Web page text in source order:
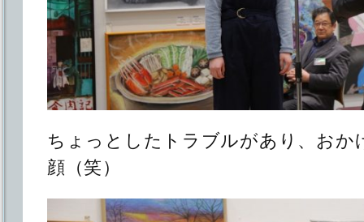
ちょっとしたトラブルがあり、おか
顔（笑）